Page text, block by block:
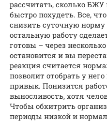
рассчитать, сколько
быстро похудеть. Все,
снизить суточную норму
остальную работу
готовы – через
остановится и вы
реакция считается
позволит отобрать у
привык. Понизится
выносливость, хотя
Чтобы обхитрить
периоды низкой и